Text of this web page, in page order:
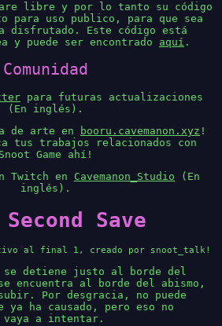
libre y por lo tanto su código
para uso publico, para que sea
disfrutado. Este código está
y puede ser encontrado aquí .
Comunidad
para futuras actualizaciones
(En inglés).
de arte en
booru.cavemanon.xyz !
tus trabajos relacionados con
Snoot Game ahí!
Twitch en Cavemanon_Studio (En
inglés).
Save
al final 1, creado por snoot_talk!
se detiene justo al borde del
encuentra al borde del abismo,
Por desgracia, no puede
ya ha causado, pero eso no
a intentar.